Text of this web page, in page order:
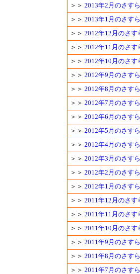
＞＞ 2013年2月のさす
＞＞ 2013年1月のさす
＞＞ 2012年12月のさす
＞＞ 2012年11月のさす
＞＞ 2012年10月のさす
＞＞ 2012年9月のさす
＞＞ 2012年8月のさす
＞＞ 2012年7月のさす
＞＞ 2012年6月のさす
＞＞ 2012年5月のさす
＞＞ 2012年4月のさす
＞＞ 2012年3月のさす
＞＞ 2012年2月のさす
＞＞ 2012年1月のさす
＞＞ 2011年12月のさす
＞＞ 2011年11月のさす
＞＞ 2011年10月のさす
＞＞ 2011年9月のさす
＞＞ 2011年8月のさす
＞＞ 2011年7月のさす